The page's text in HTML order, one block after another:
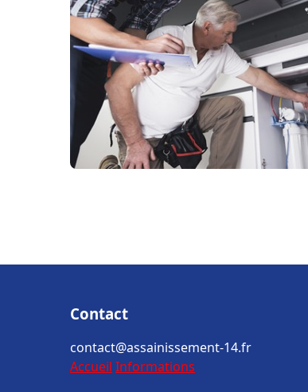
Contact
contact@assainissement-14.fr
Accueil Informations